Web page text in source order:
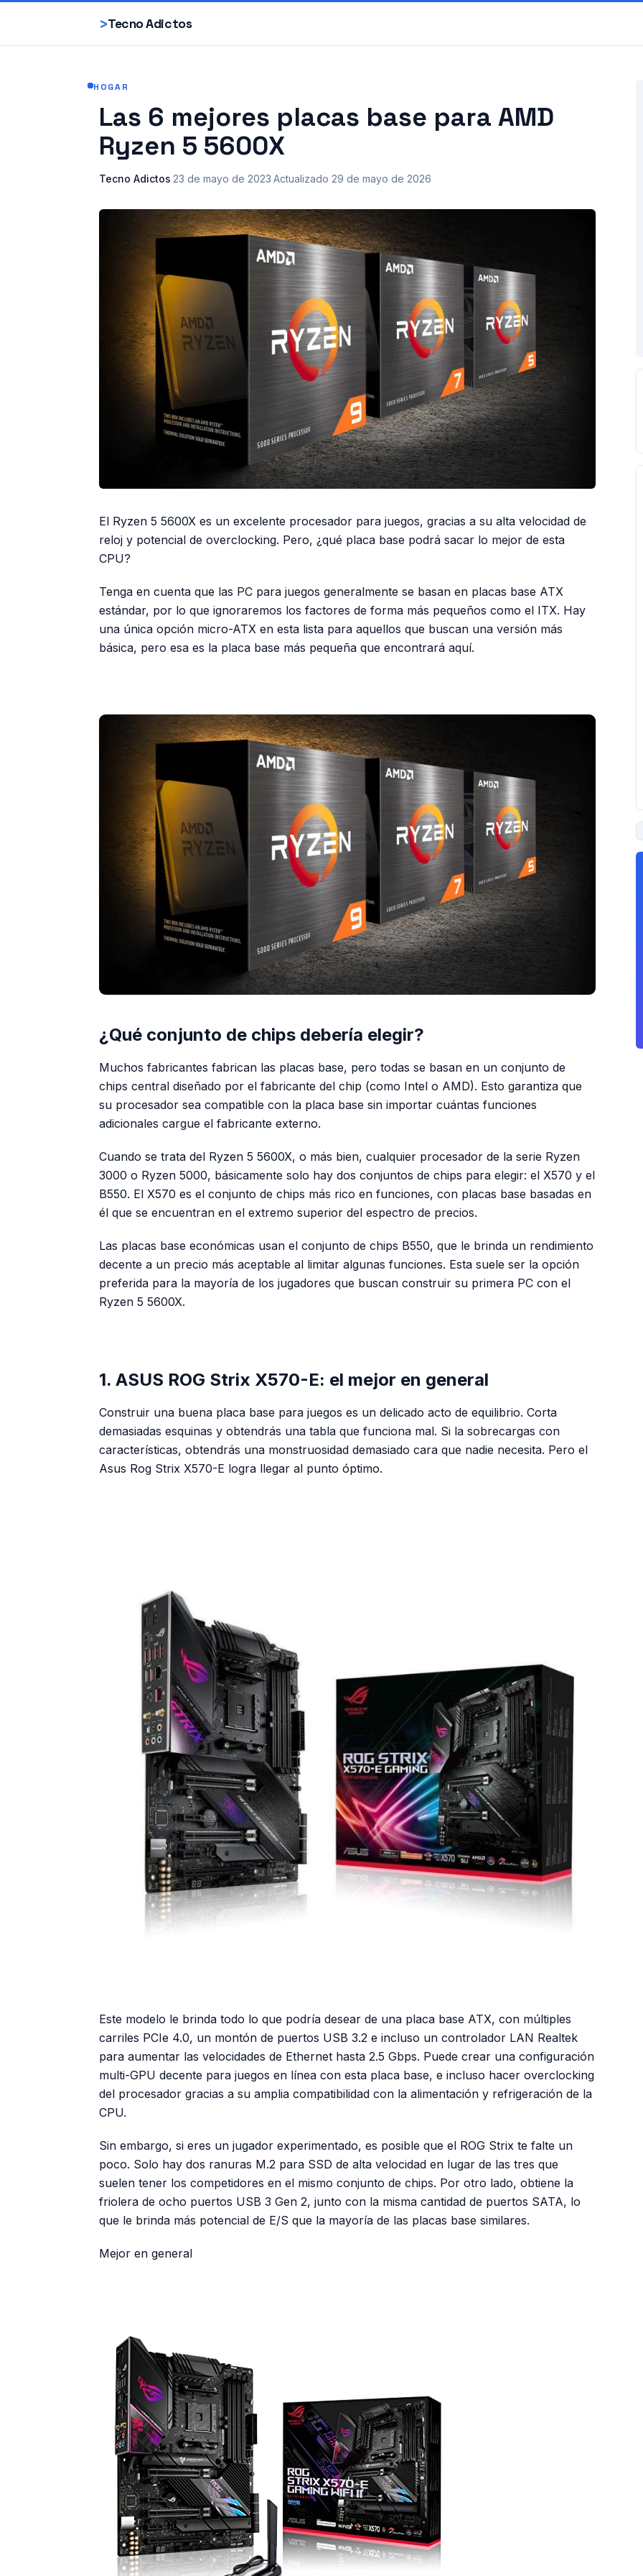
>Tecno Adictos
HOGAR
Las 6 mejores placas base para AMD
Ryzen 5 5600X
Tecno Adictos·23 de mayo de 2023·Actualizado 29 de mayo de 2026
El Ryzen 5 5600X es un excelente procesador para juegos, gracias a su alta velocidad de
reloj y potencial de overclocking. Pero, ¿qué placa base podrá sacar lo mejor de esta
CPU?
Tenga en cuenta que las PC para juegos generalmente se basan en placas base ATX
estándar, por lo que ignoraremos los factores de forma más pequeños como el ITX. Hay
una única opción micro-ATX en esta lista para aquellos que buscan una versión más
básica, pero esa es la placa base más pequeña que encontrará aquí.
¿Qué conjunto de chips debería elegir?
Muchos fabricantes fabrican las placas base, pero todas se basan en un conjunto de
chips central diseñado por el fabricante del chip (como Intel o AMD). Esto garantiza que
su procesador sea compatible con la placa base sin importar cuántas funciones
adicionales cargue el fabricante externo.
Cuando se trata del Ryzen 5 5600X, o más bien, cualquier procesador de la serie Ryzen
3000 o Ryzen 5000, básicamente solo hay dos conjuntos de chips para elegir: el X570 y el
B550. El X570 es el conjunto de chips más rico en funciones, con placas base basadas en
él que se encuentran en el extremo superior del espectro de precios.
Las placas base económicas usan el conjunto de chips B550, que le brinda un rendimiento
decente a un precio más aceptable al limitar algunas funciones. Esta suele ser la opción
preferida para la mayoría de los jugadores que buscan construir su primera PC con el
Ryzen 5 5600X.
1. ASUS ROG Strix X570-E: el mejor en general
Construir una buena placa base para juegos es un delicado acto de equilibrio. Corta
demasiadas esquinas y obtendrás una tabla que funciona mal. Si la sobrecargas con
características, obtendrás una monstruosidad demasiado cara que nadie necesita. Pero el
Asus Rog Strix X570-E logra llegar al punto óptimo.
Este modelo le brinda todo lo que podría desear de una placa base ATX, con múltiples
carriles PCIe 4.0, un montón de puertos USB 3.2 e incluso un controlador LAN Realtek
para aumentar las velocidades de Ethernet hasta 2.5 Gbps. Puede crear una configuración
multi-GPU decente para juegos en línea con esta placa base, e incluso hacer overclocking
del procesador gracias a su amplia compatibilidad con la alimentación y refrigeración de la
CPU.
Sin embargo, si eres un jugador experimentado, es posible que el ROG Strix te falte un
poco. Solo hay dos ranuras M.2 para SSD de alta velocidad en lugar de las tres que
suelen tener los competidores en el mismo conjunto de chips. Por otro lado, obtiene la
friolera de ocho puertos USB 3 Gen 2, junto con la misma cantidad de puertos SATA, lo
que le brinda más potencial de E/S que la mayoría de las placas base similares.
Mejor en general